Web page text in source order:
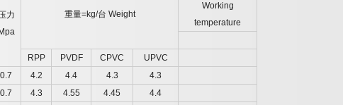
力
Mpa
重量=kg/台 Weight
Working
temperature
RPP PVDF CPVC
UPVC
0.7 4.2 4.4 4.3
4.3
0.7 4.3 4.55 4.45
4.4